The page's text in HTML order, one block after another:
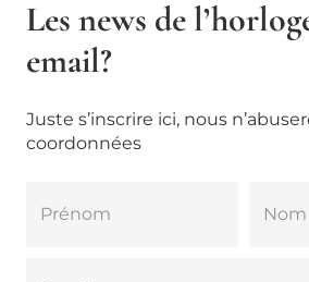
Les news de
email?
Juste s’inscrire ici, nous
coordonnées